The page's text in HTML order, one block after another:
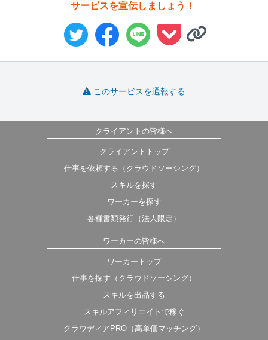
サービスを宣伝しましょう！
このサービスを通報する
クライアントの皆様へ
クライアントトップ
仕事を依頼する（クラウドソーシング）
スキルを探す
ワーカーを探す
各種書類発行（法人限定）
ワーカーの皆様へ
ワーカートップ
仕事を探す（クラウドソーシング）
スキルを出品する
スキルアフィリエイトで稼ぐ
クラウディアPRO（高単価マッチング）